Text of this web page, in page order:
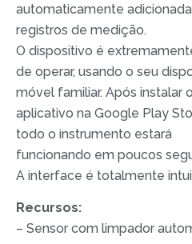
automaticamente
registros de medição.
O dispositivo é
de operar, usando o seu
móvel familiar. Após instalar o
aplicativo na Google Play
todo o instrumento estará
funcionando em poucos
A interface é totalmente
Recursos:
– Sensor com limpador